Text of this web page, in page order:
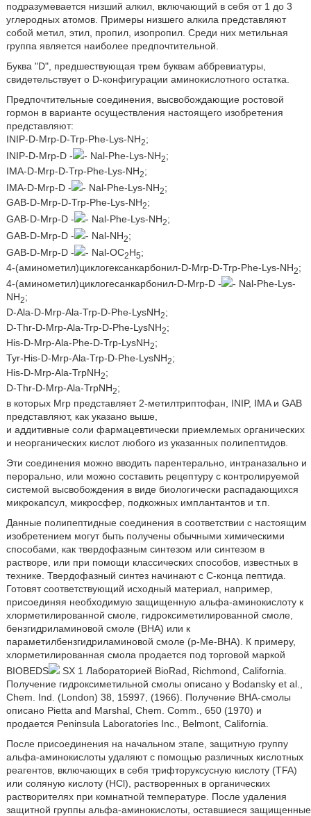
подразумевается низший алкил, включающий в себя от 1 до 3
углеродных атомов. Примеры низшего алкила представляют
собой метил, этил, пропил, изопропил. Среди них метильная
группа является наиболее предпочтительной.
Буква "D", предшествующая трем буквам аббревиатуры,
свидетельствует о D-конфигурации аминокислотного остатка.
Предпочтительные соединения, высвобождающие ростовой
гормон в варианте осуществления настоящего изобретения
представляют:
INIP-D-Mrp-D-Trp-Phe-Lys-NH2;
INIP-D-Mrp-D -
- Nal-Phe-Lys-NH2;
IMA-D-Mrp-D-Trp-Phe-Lys-NH2;
IMA-D-Mrp-D -
- Nal-Phe-Lys-NH2;
GAB-D-Mrp-D-Trp-Phe-Lys-NH2;
GAB-D-Mrp-D -
- Nal-Phe-Lys-NH2;
GAB-D-Mrp-D -
- Nal-NH2;
GAB-D-Mrp-D -
- Nal-OC2H5;
4-(аминометил)циклогексанкарбонил-D-Mrp-D-Trp-Phe-Lys-NH2;
4-(аминометил)циклогесанкарбонил-D-Mrp-D -
- Nal-Phe-Lys-
NH2;
D-Ala-D-Mrp-Ala-Trp-D-Phe-LysNH2;
D-Thr-D-Mrp-Ala-Trp-D-Phe-LysNH2;
His-D-Mrp-Ala-Phe-D-Trp-LysNH2;
Tyr-His-D-Mrp-Ala-Trp-D-Phe-LysNH2;
His-D-Mrp-Ala-TrpNH2;
D-Thr-D-Mrp-Ala-TrpNH2;
в которых Mrp представляет 2-метилтриптофан, INIP, IMA и GAB
представляют, как указано выше,
и аддитивные соли фармацевтически приемлемых органических
и неорганических кислот любого из указанных полипептидов.
Эти соединения можно вводить парентерально, интраназально и
перорально, или можно составить рецептуру с контролируемой
системой высвобождения в виде биологически распадающихся
микрокапсул, микросфер, подкожных имплантантов и т.п.
Данные полипептидные соединения в соответствии с настоящим
изобретением могут быть получены обычными химическими
способами, как твердофазным синтезом или синтезом в
растворе, или при помощи классических способов, известных в
технике. Твердофазный синтез начинают с C-конца пептида.
Готовят соответствующий исходный материал, например,
присоединяя необходимую защищенную альфа-аминокислоту к
хлорметилированной смоле, гидроксиметилированной смоле,
бензгидриламиновой смоле (BHA) или к
параметилбензгидриламиновой смоле (p-Me-BHA). К примеру,
хлорметилированная смола продается под торговой маркой
BIOBEDS
SX 1 Лабораторией BioRad, Richmond, California.
Получение гидроксиметильной смолы описано у Bodansky et al.,
Chem. Ind. (London) 38, 15997, (1966). Получение BHA-смолы
описано Pietta and Marshal, Chem. Comm., 650 (1970) и
продается Peninsula Laboratories Inc., Belmont, California.
После присоединения на начальном этапе, защитную группу
альфа-аминокислоты удаляют с помощью различных кислотных
реагентов, включающих в себя трифторуксусную кислоту (TFA)
или соляную кислоту (HCl), растворенных в органических
растворителях при комнатной температуре. После удаления
защитной группы альфа-аминокислоты, оставшиеся защищенные